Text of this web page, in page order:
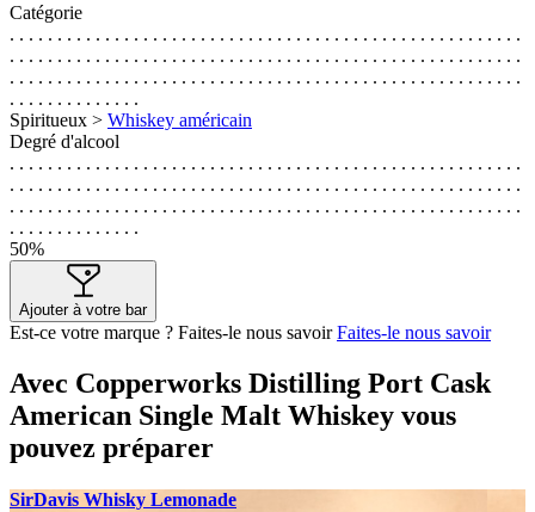
Catégorie
. . . . . . . . . . . . . . . . . . . . . . . . . . . . . . . . . . . . . . . . . . . . . . . . . . . . . .
. . . . . . . . . . . . . . . . . . . . . . . . . . . . . . . . . . . . . . . . . . . . . . . . . . . . . .
. . . . . . . . . . . . . . . . . . . . . . . . . . . . . . . . . . . . . . . . . . . . . . . . . . . . . .
. . . . . . . . . . . . . .
Spiritueux > Whiskey américain
Degré d'alcool
. . . . . . . . . . . . . . . . . . . . . . . . . . . . . . . . . . . . . . . . . . . . . . . . . . . . . .
. . . . . . . . . . . . . . . . . . . . . . . . . . . . . . . . . . . . . . . . . . . . . . . . . . . . . .
. . . . . . . . . . . . . . . . . . . . . . . . . . . . . . . . . . . . . . . . . . . . . . . . . . . . . .
. . . . . . . . . . . . . .
50%
Ajouter à votre bar
Est-ce votre marque ? Faites-le nous savoirFaites-le nous savoir
Avec Copperworks Distilling Port Cask
American Single Malt Whiskey vous
pouvez préparer
SirDavis Whisky Lemonade